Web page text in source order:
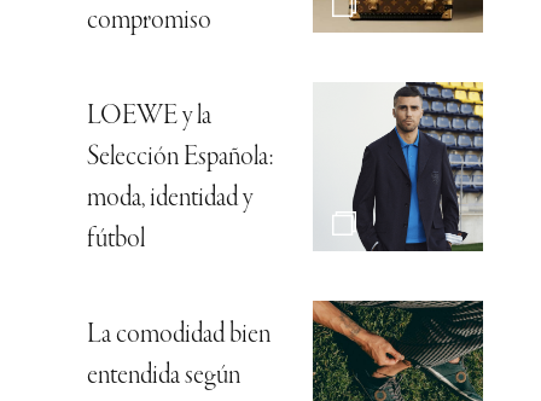
compromiso
LOEWE y la
Selección Española:
moda, identidad y
fútbol
La comodidad bien
entendida según